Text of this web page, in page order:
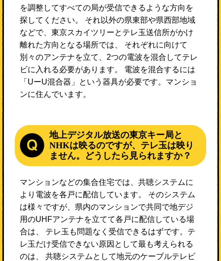
を調整してすべての局が受信できるような方向を
探してください。 それ以外の県東部や県西部地域
などで、東京スカイツリーとテレ玉送信所がかけ
離れた方向となる場所では、 それぞれに向けて
別々のアンテナを立て、2つの電波を混合してテレ
ビに入れる必要があります。 電波を混合するには
「UーU混合器」という器具が必要です。マンショ
ンに住んでいます。
地上デジタル放送の東京キー局と
NHKは映るのですが、テレ玉は映り
ません。どうしたら見られますか？
マンションなどの集合住宅では、共聴システムに
より電波を各戸に配信しています。 そのシステム
は様々ですが、県内のマンションで共同で地デジ
用のUHFアンテナを立てて各戸に配信している場
合は、 テレ玉も問題なく受信できるはずです。テ
レ玉だけ受信できない原因として最も考えられる
のは、 共聴システムとして地元のケーブルテレビ